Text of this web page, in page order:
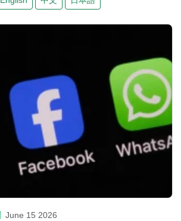
June 15 2026